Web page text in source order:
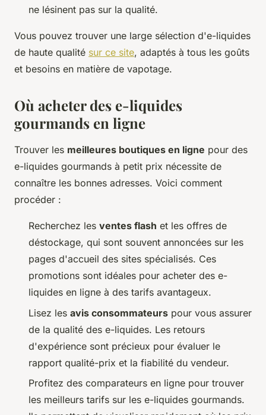
ne lésinent pas sur la qualité.
Vous pouvez trouver une large sélection d'e-liquides
de haute qualité sur ce site, adaptés à tous les goûts
et besoins en matière de vapotage.
Où acheter des e-liquides
gourmands en ligne
Trouver les meilleures boutiques en ligne pour des
e-liquides gourmands à petit prix nécessite de
connaître les bonnes adresses. Voici comment
procéder :
Recherchez les ventes flash et les offres de
déstockage, qui sont souvent annoncées sur les
pages d'accueil des sites spécialisés. Ces
promotions sont idéales pour acheter des e-
liquides en ligne à des tarifs avantageux.
Lisez les avis consommateurs pour vous assurer
de la qualité des e-liquides. Les retours
d'expérience sont précieux pour évaluer le
rapport qualité-prix et la fiabilité du vendeur.
Profitez des comparateurs en ligne pour trouver
les meilleurs tarifs sur les e-liquides gourmands.